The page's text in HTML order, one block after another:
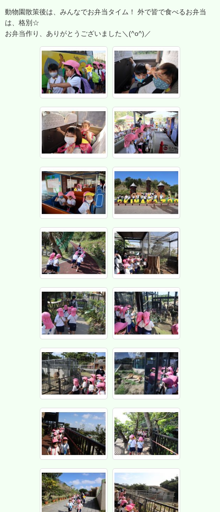
動物園散策後は、みんなでお弁当タイム！ 外で皆で食べるお弁当
は、格別☆
お弁当作り、ありがとうございました＼(^o^)／